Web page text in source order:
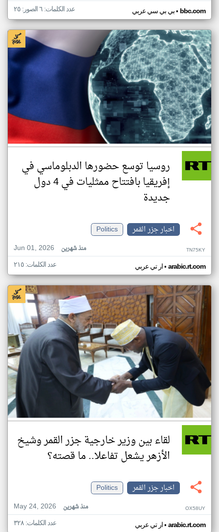
بي بي سي عربي• bbc.com عدد الكلمات: ٦ الصور: ٢٥
روسيا توسع حضورها الدبلوماسي في
إفريقيا بافتتاح ممثليات في 4 دول
جديدة
اخبار جزر القمر
Politics
Jun 01, 2026
منذ شهرين TN75KY
ار تي عربي• arabic.rt.com عدد الكلمات: ٢١٥
لقاء بين وزير خارجية جزر القمر وشيخ
الأزهر يشعل تفاعلا.. ما قصته؟
اخبار جزر القمر
Politics
May 24, 2026
منذ شهرين OX58UY
ار تي عربي• arabic.rt.com عدد الكلمات: ٣٢٨